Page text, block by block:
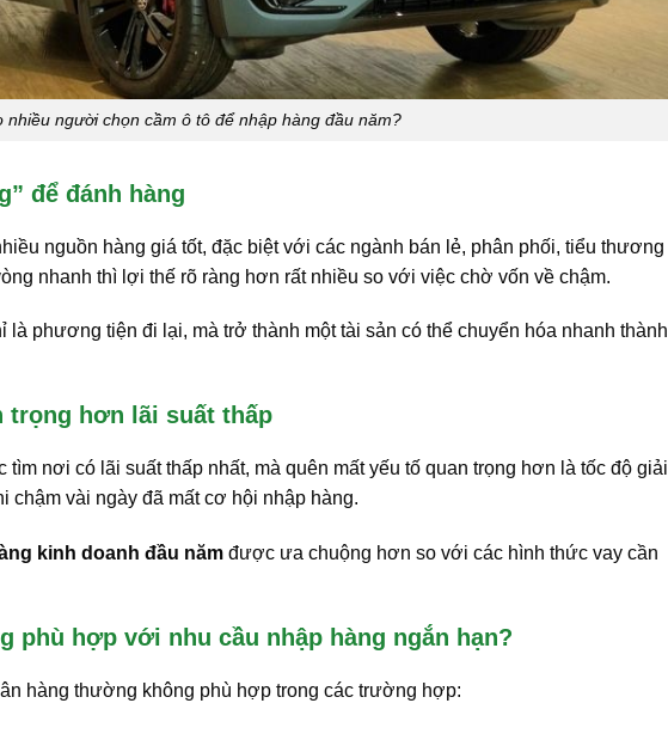
nhiều người chọn cầm ô tô để nhập hàng đầu năm?
để đánh hàng
nguồn hàng giá tốt, đặc biệt với các ngành bán lẻ, phân phối, tiểu thương
nhanh thì lợi thế rõ ràng hơn rất nhiều so với việc chờ vốn về chậm.
là phương tiện đi lại, mà trở thành một tài sản có thể chuyển hóa nhanh thành
trọng hơn lãi suất thấp
nơi có lãi suất thấp nhất, mà quên mất yếu tố quan trọng hơn là tốc độ giải
chậm vài ngày đã mất cơ hội nhập hàng.
kinh doanh đầu năm được ưa chuộng hơn so với các hình thức vay cần
phù hợp với nhu cầu nhập hàng ngắn hạn?
hàng thường không phù hợp trong các trường hợp: